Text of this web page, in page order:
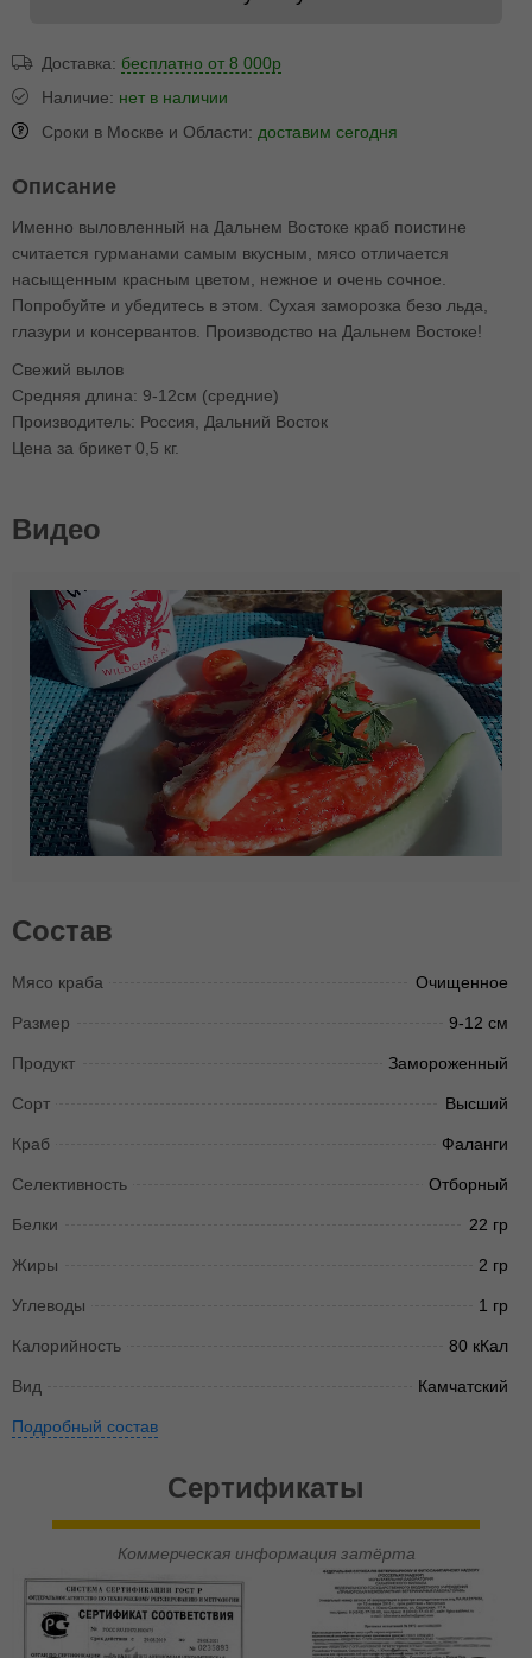
Доставка: бесплатно от 8 000р
Наличие: нет в наличии
Сроки в Москве и Области: доставим сегодня
Описание
Именно выловленный на Дальнем Востоке краб поистине
считается гурманами самым вкусным, мясо отличается
насыщенным красным цветом, нежное и очень сочное.
Попробуйте и убедитесь в этом. Сухая заморозка безо льда,
глазури и консервантов. Производство на Дальнем Востоке!
Свежий вылов
Средняя длина: 9-12см (средние)
Производитель: Россия, Дальний Восток
Цена за брикет 0,5 кг.
Видео
Состав
Мясо краба Очищенное
Размер 9-12 см
Продукт Замороженный
Сорт Высший
Краб Фаланги
Селективность Отборный
Белки 22 гр
Жиры 2 гр
Углеводы 1 гр
Калорийность 80 кКал
Вид Камчатский
Подробный состав
Сертификаты
Коммерческая информация затёрта